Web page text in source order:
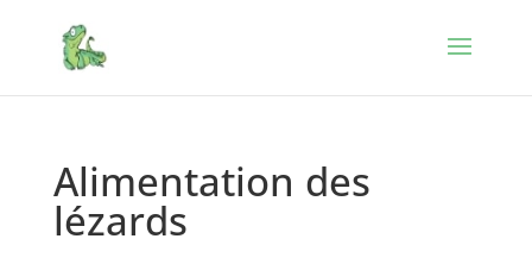
Alimentation des
lézards